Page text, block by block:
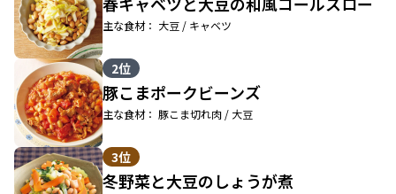
主な食材： 大豆 / キャベツ
2位
豚こまポークビーンズ
主な食材： 豚こま切れ肉 / 大豆
3位
冬野菜と大豆のしょうが煮